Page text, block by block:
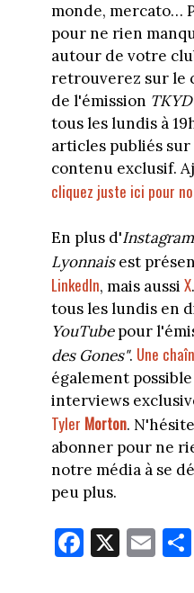
monde, mercato…
pour ne rien
autour de votre
retrouverez sur le
de l'émission
tous les lundis à
articles publiés
contenu exclusif.
cliquez juste ici pour
En plus d'Instagram
Lyonnaisest
LinkedIn, mais aussi X
tous les lundis en
YouTubepour
des Gones". Une
également
interviews
Tyler Morton.
abonner pour ne
notre média à se
peu plus.
Fa
ce
X E
m rt